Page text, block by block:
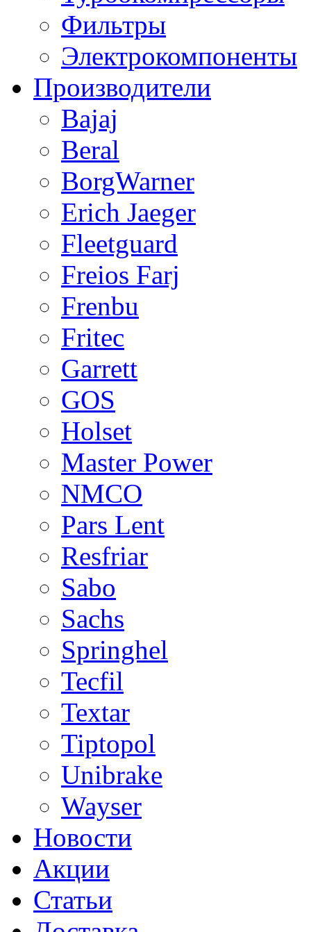
Фильтры
Электрокомпоненты
Производители
Bajaj
Beral
BorgWarner
Erich Jaeger
Fleetguard
Freios Farj
Frenbu
Fritec
Garrett
GOS
Holset
Master Power
NMCO
Pars Lent
Resfriar
Sabo
Sachs
Springhel
Tecfil
Textar
Tiptopol
Unibrake
Wayser
Новости
Акции
Статьи